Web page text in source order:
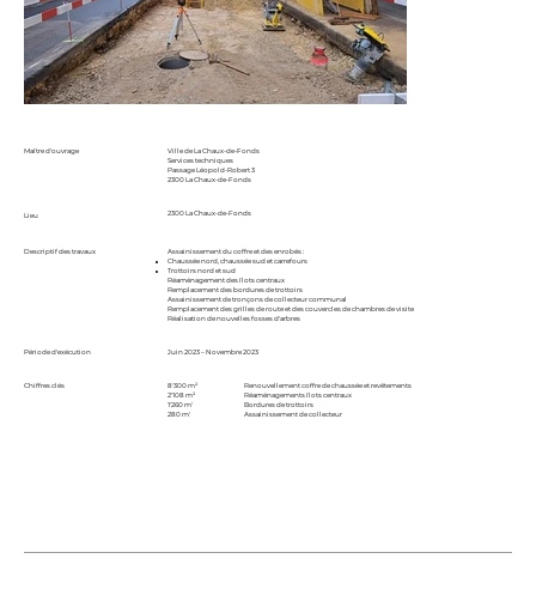
Juin 2023 – Novembre 2023
Période d'exécution
Assainissement du coffre et des enrobés :
Chaussée nord, chaussée sud et carrefours
Trottoirs nord et sud
Réaménagement des îlots centraux
Remplacement des bordures de trottoirs
Assainissement de tronçons de collecteur communal
Remplacement des grilles de route et des couvercles de chambres de visite
Réalisation de nouvelles fosses d'arbres
Descriptif des travaux
2300 La Chaux-de-Fonds
Lieu
Ville de La Chaux-de-Fonds
Services techniques
Passage Léopold-Robert 3
2300 La Chaux-de-Fonds
Maître d'ouvrage
Renouvellement coffre de chaussée et revêtements
Réaménagements îlots centraux
Bordures de trottoirs
Assainissement de collecteur
8'300 m²
2'108 m²
1'260 m'
280 m'
Chiffres clés